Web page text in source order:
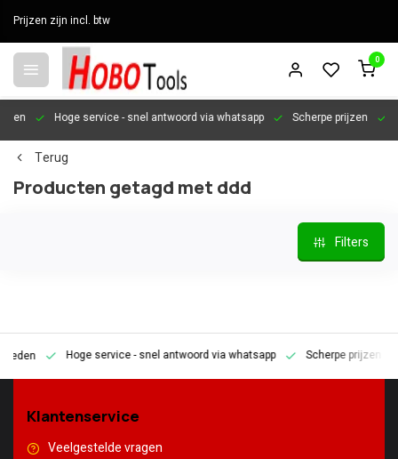
Prijzen zijn incl. btw
0
Hoge service- snel antwoord via whatsapp Scherpe prijzen
Terug
Producten getagd met ddd
Filters
Hoge service- snel antwoord via whatsapp Scherpe prijzen
Klantenservice
Veelgestelde vragen